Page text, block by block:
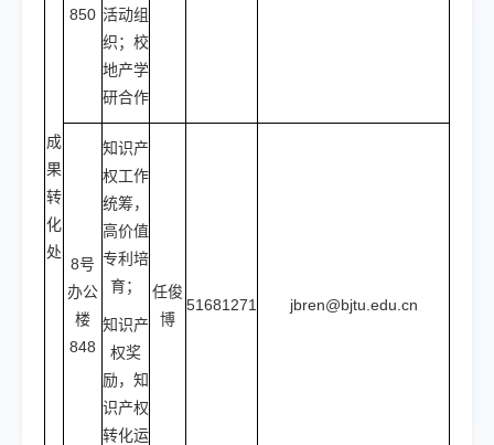
成
果
转
化
处
850 活动组
织；校
地产学
研合作
8号
办公
楼
848
知识产
权工作
统筹，
高价值
专利培
育；
知识产
权奖
励，知
识产权
转化运
任俊
博
51681271 jbren@bjtu.edu.cn